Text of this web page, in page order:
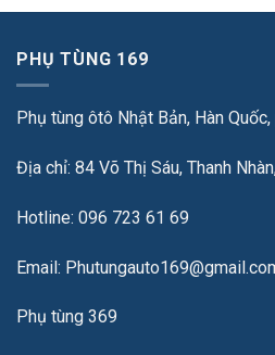
PHỤ TÙNG 169
Phụ tùng ôtô Nhật Bản, Hàn
Địa chỉ: 84 Võ Thị Sáu, Thanh
Hotline: 096 723 61 69
Email:
Phụ tùng 369